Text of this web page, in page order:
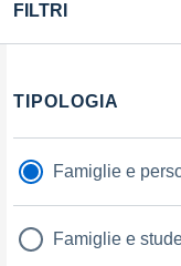
FILTRI
TIPOLOGIA
Famiglie e
Famiglie e